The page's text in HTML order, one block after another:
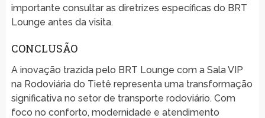
importante consultar as diretrizes específicas do BRT
Lounge antes da visita.
CONCLUSÃO
A inovação trazida pelo BRT Lounge com a Sala VIP
na Rodoviária do Tietê representa uma transformação
significativa no setor de transporte rodoviário. Com
foco no conforto, modernidade e atendimento